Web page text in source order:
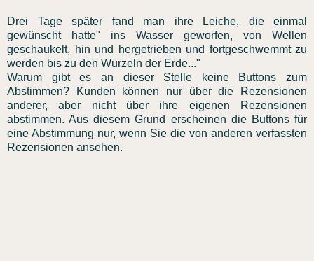
Drei Tage später fand man ihre Leiche, die einmal
gewünscht hatte" ins Wasser geworfen, von Wellen
geschaukelt, hin und hergetrieben und fortgeschwemmt zu
werden bis zu den Wurzeln der Erde..."
Warum gibt es an dieser Stelle keine Buttons zum
Abstimmen? Kunden können nur über die Rezensionen
anderer, aber nicht über ihre eigenen Rezensionen
abstimmen. Aus diesem Grund erscheinen die Buttons für
eine Abstimmung nur, wenn Sie die von anderen verfassten
Rezensionen ansehen.